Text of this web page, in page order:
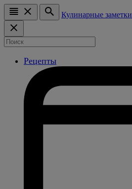
Кулинарные заметки
Рецепты